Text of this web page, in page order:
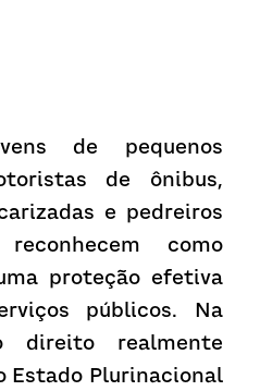
de pequenos
de ônibus,
e pedreiros
como
proteção efetiva
públicos. Na
direito realmente
Estado Plurinacional